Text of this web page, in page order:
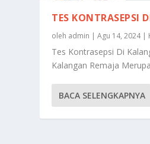
TES KONTRASEPSI
oleh admin |Agu 14, 2024|
Tes Kontrasepsi Di
Kalangan Remaja
BACA SELENGKAPNYA